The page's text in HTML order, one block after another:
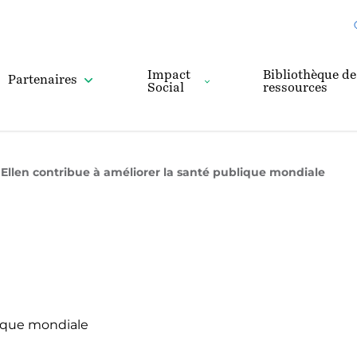
Partenaires
Impact
Social
Bibliothèque de
ressources
contribue à améliorer la santé publique mondiale
mondiale